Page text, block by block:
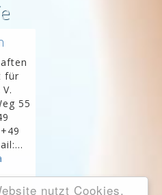
nutzt Cookies,
für
55